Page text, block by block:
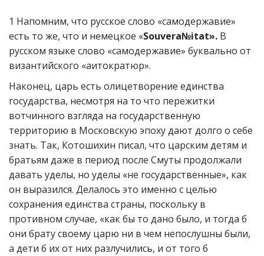
1 Напомним, что русское слово «самодержавие»
есть то же, что и немецкое «Souvera№itat». В
русском языке слово «самодержавие» буквально от
византийского «аитократюр».
Наконец, царь есть олицетворение единства
государства, несмотря на то что пережитки
вотчинного взгляда на государственную
территорию в Московскую эпоху дают долго о себе
знать. Так, Котошихин писал, что царским детям и
братьям даже в период после Смуты продолжали
давать уделы, но уделы «не государственные», как
он выразился. Делалось это именно с целью
сохранения единства страны, поскольку в
противном случае, «как бы то дано было, и тогда б
они брату своему царю ни в чем непослушны были,
а дети б их от них разлучились, и от того б